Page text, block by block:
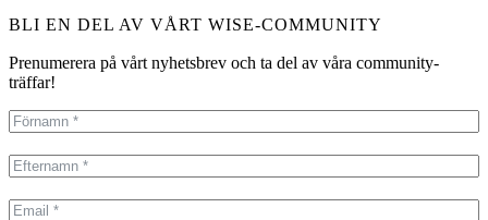
BLI EN DEL AV VÅRT WISE-COMMUNITY
Prenumerera på vårt nyhetsbrev och ta del av våra community-
träffar!